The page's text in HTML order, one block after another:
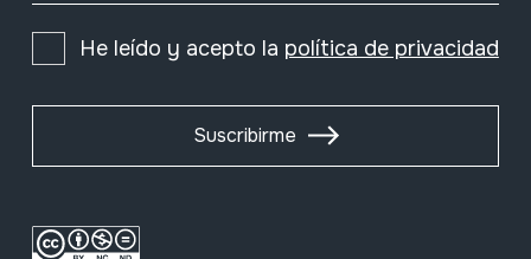
He leído y acepto la política de privacidad
Suscribirme